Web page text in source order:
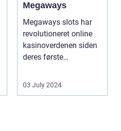
Megaways
Megaways slots har
revolutioneret online
kasinoverdenen siden
deres første
spillea...
03 July 2024